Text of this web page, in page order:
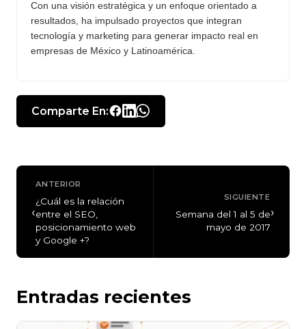
Con una visión estratégica y un enfoque orientado a
resultados, ha impulsado proyectos que integran
tecnología y marketing para generar impacto real en
empresas de México y Latinoamérica.
Comparte En:
‹
ANTERIOR
¿Cuál es la relación
entre el SEO,
posicionamiento web
y Google +?
SIGUIENTE
Semana del 1 al 5 de
mayo de 2017
›
Entradas recientes